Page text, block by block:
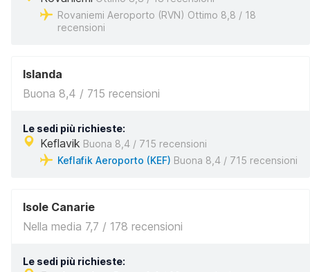
Rovaniemi Aeroporto (RVN) Ottimo 8,8 / 18
recensioni
Islanda
Buona 8,4 / 715 recensioni
Le sedi più richieste:
Keflavik Buona 8,4 / 715 recensioni
Keflafik Aeroporto (KEF) Buona 8,4 / 715 recensioni
Isole Canarie
Nella media 7,7 / 178 recensioni
Le sedi più richieste: